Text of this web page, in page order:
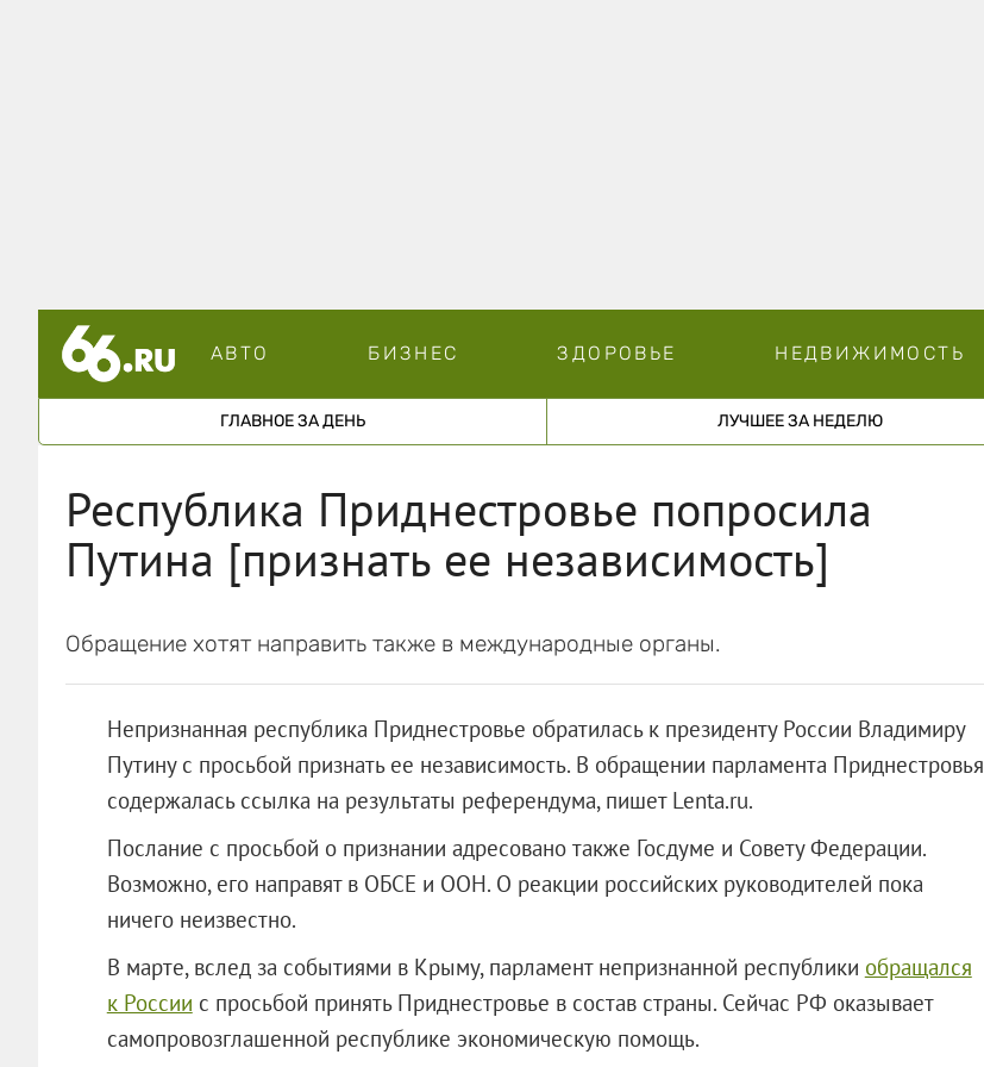
АВТО БИЗНЕС ЗДОРОВЬЕ НЕДВИЖИМОСТЬ
ГЛАВНОЕ ЗА ДЕНЬ ЛУЧШЕЕ ЗА НЕДЕЛЮ
Республика Приднестровье попросила
Путина [признать ее независимость]
Обращение хотят направить также в международные органы.
Непризнанная республика Приднестровье обратилась к президенту России Владимиру
Путину с просьбой признать ее независимость. В обращении парламента Приднестровья
содержалась ссылка на результаты референдума, пишет Lenta.ru.
Послание с просьбой о признании адресовано также Госдуме и Совету Федерации.
Возможно, его направят в ОБСЕ и ООН. О реакции российских руководителей пока
ничего неизвестно.
В марте, вслед за событиями в Крыму, парламент непризнанной республики обращался
к России с просьбой принять Приднестровье в состав страны. Сейчас РФ оказывает
самопровозглашенной республике экономическую помощь.